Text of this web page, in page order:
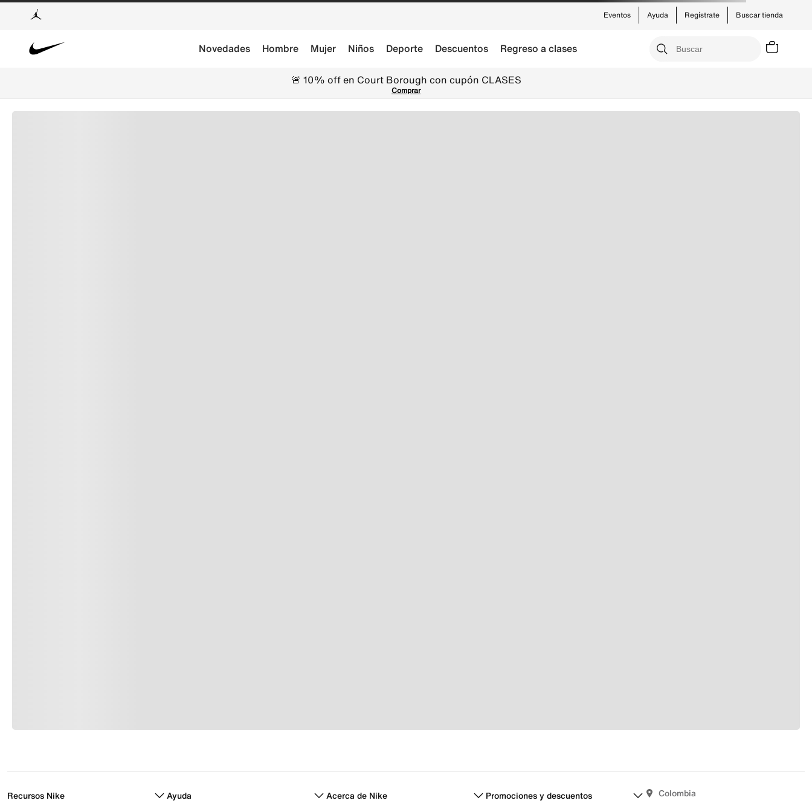
Buscar tienda
Ayuda Regístrate
Eventos
Novedades Hombre Mujer Niños Deporte Descuentos Regreso a clases
🚨 10% off en Court Borough con cupón CLASES
Comprar
Recursos Nike Ayuda Acerca de Nike Promociones y descuentos Colombia